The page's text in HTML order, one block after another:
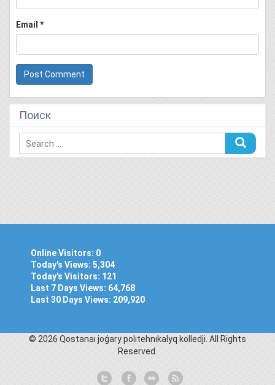
Email *
Поиск
Online Visitors: 0
Today's Views: 5,304
Today's Visitors: 121
Last 7 Days Views: 64,768
Last 30 Days Views: 209,920
© 2026 Qostanaı joǵary polıtehnıkalyq kolledjі. All Rights
Reserved.